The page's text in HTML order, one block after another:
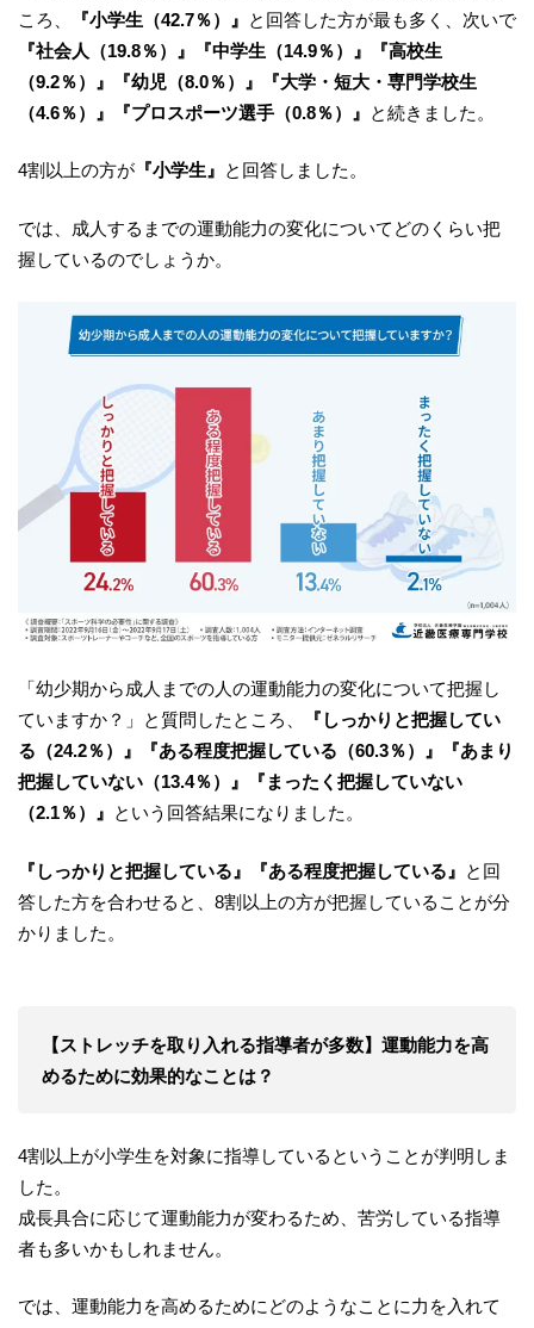
ころ、
『小学生（42.7％）』 と回答した方が最も多く、次いで
『社会人（19.8％）』『中学生（14.9％）』『高校生
（9.2％）』『幼児（8.0％）』『大学・短大・専門学校生
（4.6％）』『プロスポーツ選手（0.8％）』 と続きました。
4割以上の方が 『小学生』 と回答しました。
では、成人するまでの運動能力の変化についてどのくらい把
握しているのでしょうか。
「幼少期から成人までの人の運動能力の変化について把握し
ていますか？」と質問したところ、
『しっかりと把握してい
る（24.2％）』
『ある程度把握している（60.3％）』
『あまり
把握していない（13.4％）』
『まったく把握していない
（2.1％）』 という回答結果になりました。
『しっかりと把握している』『ある程度把握している』 と回
答した方を合わせると、8割以上の方が把握していることが分
かりました。
【ストレッチを取り入れる指導者が多数】運動能力を高
めるために効果的なことは？
4割以上が小学生を対象に指導しているということが判明しま
した。
成長具合に応じて運動能力が変わるため、苦労している指導
者も多いかもしれません。
では、運動能力を高めるためにどのようなことに力を入れて